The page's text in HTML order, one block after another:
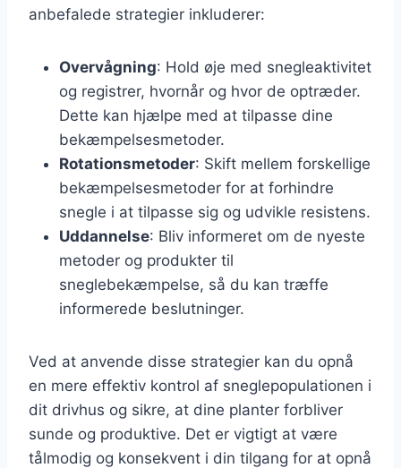
anbefalede strategier inkluderer:
Overvågning: Hold øje med snegleaktivitet
og registrer, hvornår og hvor de optræder.
Dette kan hjælpe med at tilpasse dine
bekæmpelsesmetoder.
Rotationsmetoder: Skift mellem forskellige
bekæmpelsesmetoder for at forhindre
snegle i at tilpasse sig og udvikle resistens.
Uddannelse: Bliv informeret om de nyeste
metoder og produkter til
sneglebekæmpelse, så du kan træffe
informerede beslutninger.
Ved at anvende disse strategier kan du opnå
en mere effektiv kontrol af sneglepopulationen i
dit drivhus og sikre, at dine planter forbliver
sunde og produktive. Det er vigtigt at være
tålmodig og konsekvent i din tilgang for at opnå